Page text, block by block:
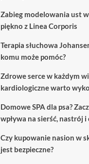
Zabieg modelowania ust
piękno z Linea Corporis
Terapia słuchowa
komu może pomóc?
Zdrowe serce w każdym
kardiologiczne warto
Domowe SPA dla psa?
wpływa na sierść, nastrój
Czy kupowanie nasion w
jest bezpieczne?